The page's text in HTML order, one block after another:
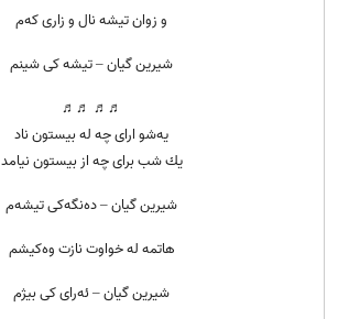
و زوان تیشه نال و زاری که‌م
شیرین گیان – تیشه کی شینم
♬♬ ♬♬
یه‌شو ارای چه له بیستون ناد
یك شب برای چه از بیستون نیامد
شیرین گیان – ده‌نگه‌کی تیشه‌م
هاتمه له خواوت نازت وه‌کیشم
شیرین گیان – ئه‌رای کی بیژم